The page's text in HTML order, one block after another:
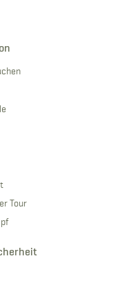
Tour